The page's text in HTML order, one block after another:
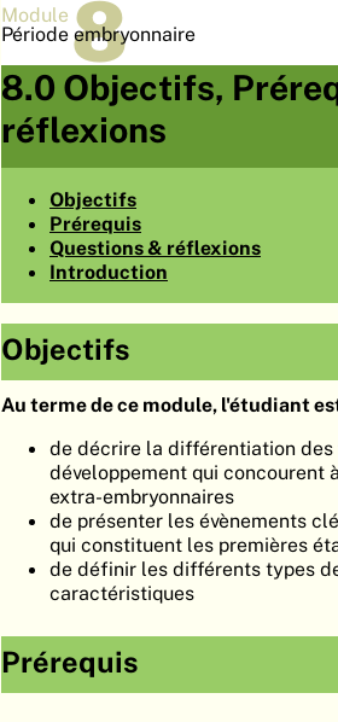
Module 8
Période embryonnaire
8.0 Objectifs,
réflexions
Objectifs
Prérequis
Questions & réflexions
Introduction
Objectifs
Au terme de ce module, l'étudiant
de décrire la différentiation
développement qui concourent
extra-embryonnaires
de présenter les évènements
qui constituent les premières
de définir les différents types
caractéristiques
Prérequis